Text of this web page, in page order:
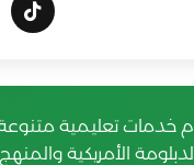
تعليمية متنوعة
الأمريكية والمنهج